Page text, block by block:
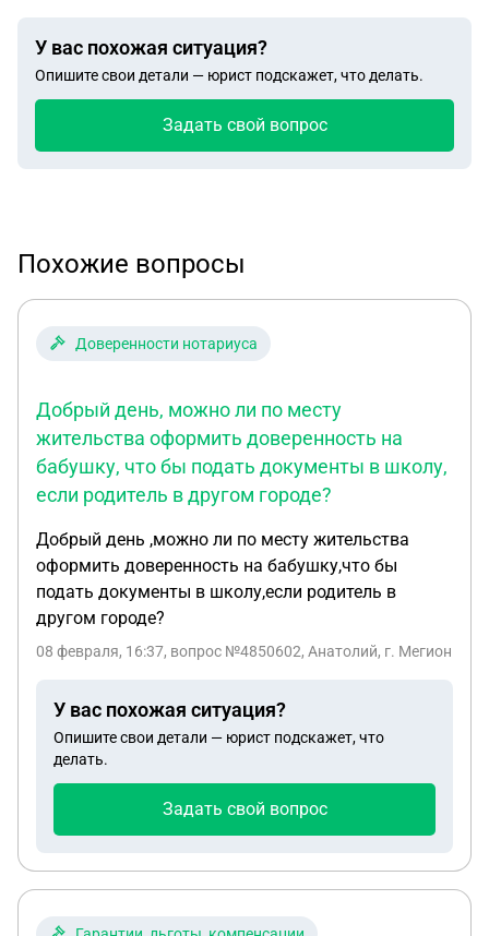
У вас похожая ситуация?
Опишите свои детали — юрист подскажет, что делать.
Задать свой вопрос
Похожие вопросы
Доверенности нотариуса
Добрый день, можно ли по месту
жительства оформить доверенность на
бабушку, что бы подать документы в школу,
если родитель в другом городе?
Добрый день ,можно ли по месту жительства
оформить доверенность на бабушку,что бы
подать документы в школу,если родитель в
другом городе?
08 февраля, 16:37, вопрос №4850602, Анатолий, г. Мегион
У вас похожая ситуация?
Опишите свои детали — юрист подскажет, что
делать.
Задать свой вопрос